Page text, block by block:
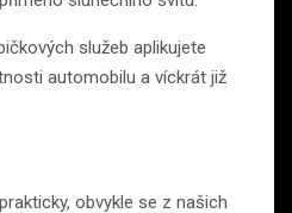
služeb aplikujete
automobilu a víckrát již
obvykle se z našich